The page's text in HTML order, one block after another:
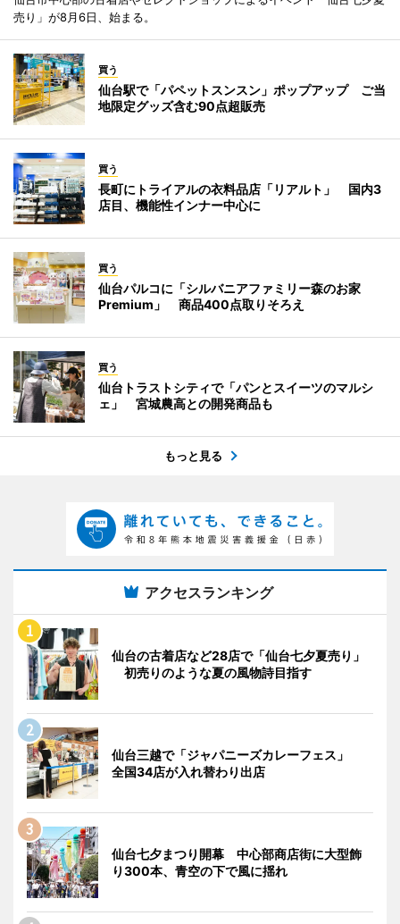
売り」が8月6日、始まる。
買う
仙台駅で「パペットスンスン」ポップアップ ご当
地限定グッズ含む90点超販売
買う
長町にトライアルの衣料品店「リアルト」 国内3
店目、機能性インナー中心に
買う
仙台パルコに「シルバニアファミリー森のお家
Premium」 商品400点取りそろえ
買う
仙台トラストシティで「パンとスイーツのマルシ
ェ」 宮城農高との開発商品も
もっと見る
アクセスランキング
仙台の古着店など28店で「仙台七夕夏売り」
初売りのような夏の風物詩目指す
仙台三越で「ジャパニーズカレーフェス」
全国34店が入れ替わり出店
仙台七夕まつり開幕 中心部商店街に大型飾
り300本、青空の下で風に揺れ